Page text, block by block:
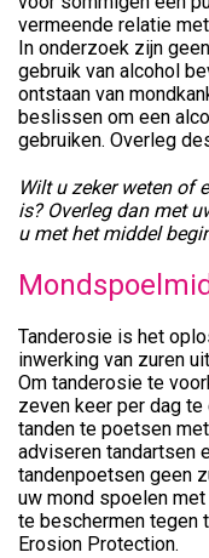
vermeende relatie
In onderzoek zijn
gebruik van alcohol
ontstaan van
beslissen om een
gebruiken. Overleg
Wilt u zeker weten of
is? Overleg dan met
u met het middel
Tanderosie is het
inwerking van zuren
Om tanderosie te
zeven keer per dag
tanden te poetsen
adviseren tandartsen
tandenpoetsen geen
uw mond spoelen
te beschermen tegen
Erosion Protection.